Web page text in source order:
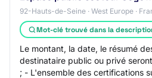
92-Hauts-de-Seine · West Europe ·
Mot-clé trouvé dans la
Le montant, la date, le résumé
destinataire public ou privé
; - L'ensemble des certifications